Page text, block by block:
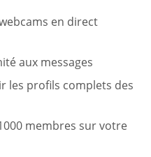
en direct
aux messages
les profils complets des
membres sur votre